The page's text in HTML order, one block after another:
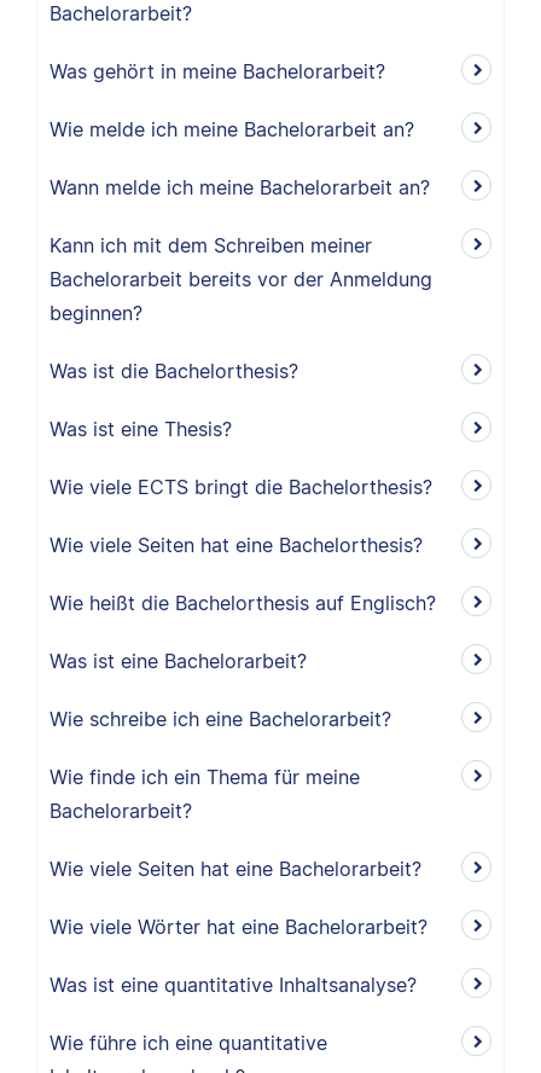
Bachelorarbeit?
Was gehört in meine Bachelorarbeit?
Wie melde ich meine Bachelorarbeit an?
Wann melde ich meine Bachelorarbeit an?
Kann ich mit dem Schreiben meiner
Bachelorarbeit bereits vor der Anmeldung
beginnen?
Was ist die Bachelorthesis?
Was ist eine Thesis?
Wie viele ECTS bringt die Bachelorthesis?
Wie viele Seiten hat eine Bachelorthesis?
Wie heißt die Bachelorthesis auf Englisch?
Was ist eine Bachelorarbeit?
Wie schreibe ich eine Bachelorarbeit?
Wie finde ich ein Thema für meine
Bachelorarbeit?
Wie viele Seiten hat eine Bachelorarbeit?
Wie viele Wörter hat eine Bachelorarbeit?
Was ist eine quantitative Inhaltsanalyse?
Wie führe ich eine quantitative